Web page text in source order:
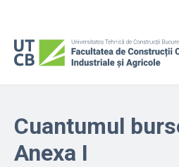
Cuantumul
Anexa I